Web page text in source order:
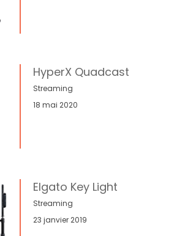
HyperX Quadcast
Streaming
18 mai 2020
Elgato Key Light
Streaming
23 janvier 2019